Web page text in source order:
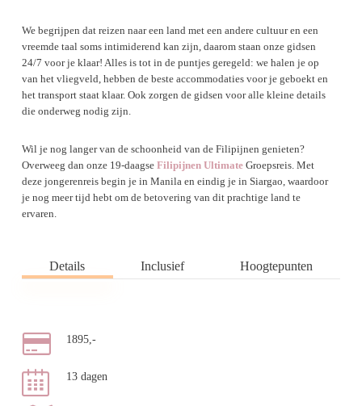
We begrijpen dat reizen naar een land met een andere cultuur en een
vreemde taal soms intimiderend kan zijn, daarom staan onze gidsen
24/7 voor je klaar! Alles is tot in de puntjes geregeld: we halen je op
van het vliegveld, hebben de beste accommodaties voor je geboekt en
het transport staat klaar. Ook zorgen de gidsen voor alle kleine details
die onderweg nodig zijn.
Wil je nog langer van de schoonheid van de Filipijnen genieten?
Overweeg dan onze 19-daagse Filipijnen Ultimate Groepsreis. Met
deze jongerenreis begin je in Manila en eindig je in Siargao, waardoor
je nog meer tijd hebt om de betovering van dit prachtige land te
ervaren.
Details Inclusief Hoogtepunten
1895,-
13 dagen